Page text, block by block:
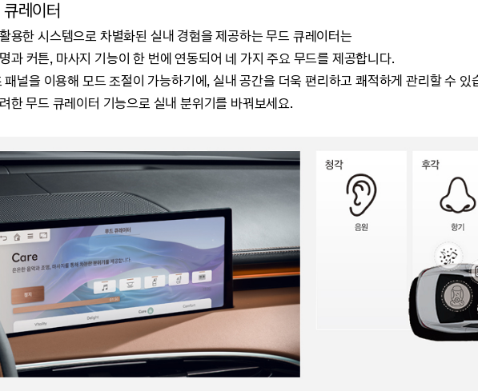
레이터
용한 시스템으로 차별화된 실내 경험을 제공하는 무드 큐레이터는
과커튼, 마사지 기능이 한 번에 연동되어 네 가지 주요 무드를 제공합니다.
널을 이용해 모드 조절이 가능하기에, 실내 공간을 더욱 편리하고 쾌적하게 관리할 수 있
한 무드 큐레이터 기능으로 실내 분위기를 바꿔보세요.